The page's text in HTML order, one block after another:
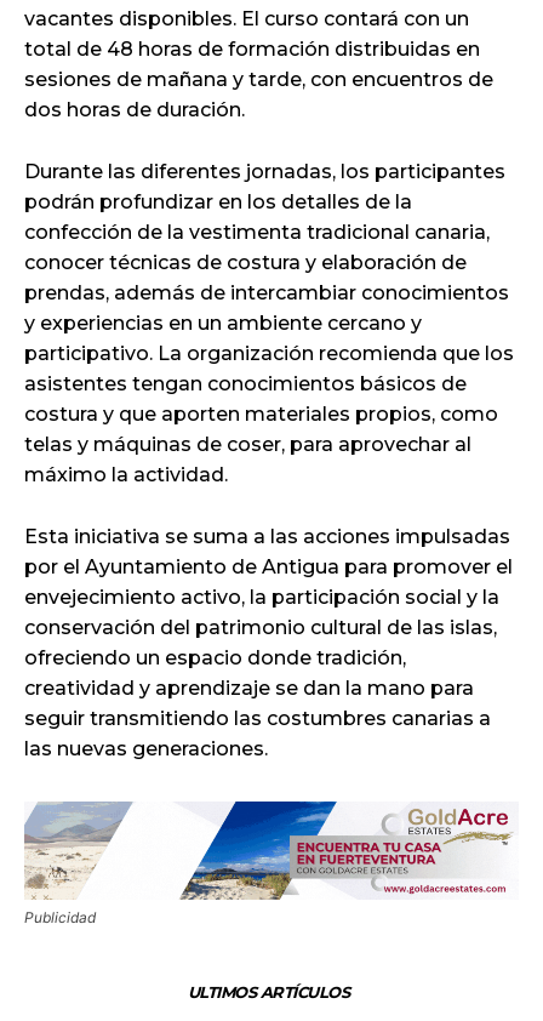
vacantes disponibles. El curso contará con un
total de 48 horas de formación distribuidas en
sesiones de mañana y tarde, con encuentros de
dos horas de duración.
Durante las diferentes jornadas, los participantes
podrán profundizar en los detalles de la
confección de la vestimenta tradicional canaria,
conocer técnicas de costura y elaboración de
prendas, además de intercambiar conocimientos
y experiencias en un ambiente cercano y
participativo. La organización recomienda que los
asistentes tengan conocimientos básicos de
costura y que aporten materiales propios, como
telas y máquinas de coser, para aprovechar al
máximo la actividad.
Esta iniciativa se suma a las acciones impulsadas
por el Ayuntamiento de Antigua para promover el
envejecimiento activo, la participación social y la
conservación del patrimonio cultural de las islas,
ofreciendo un espacio donde tradición,
creatividad y aprendizaje se dan la mano para
seguir transmitiendo las costumbres canarias a
las nuevas generaciones.
Publicidad
ULTIMOS ARTÍCULOS